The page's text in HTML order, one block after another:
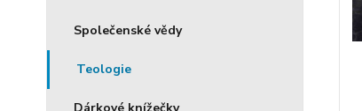
Společenské vědy
Teologie